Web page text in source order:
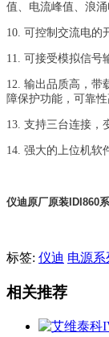
值、电流峰值、浪
10. 可控制交流电的
11. 可接受模拟信号
12. 输出品质高，带
障保护功能，可靠性
13. 支持三台连接，
14. 强大的上位机软
仪迪原厂原装IDI860
标签: 仪迪 电源系
相关推荐